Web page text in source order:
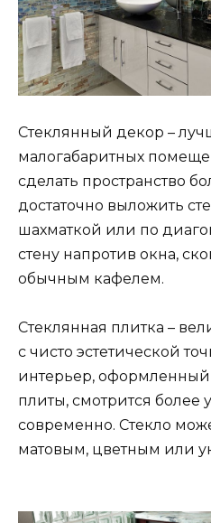
Стеклянный декор –
малогабаритных
сделать пространство
достаточно выложить
шахматкой или по
стену напротив окна,
обычным кафелем.
Стеклянная плитка –
с чисто эстетической
интерьер,
плиты, смотрится более
современно. Стекло
матовым, цветным или